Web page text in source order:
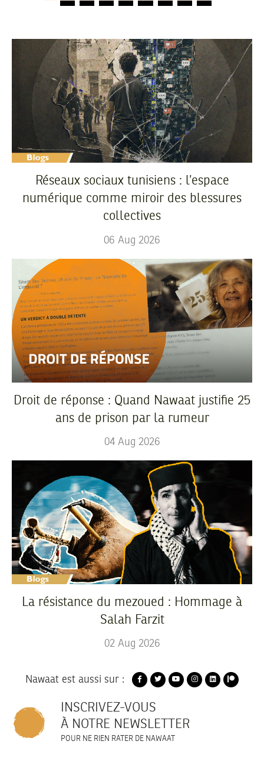
Réseaux sociaux tunisiens : l’espace
numérique comme miroir des blessures
collectives
06 Aug 2026
Droit de réponse : Quand Nawaat justifie 25
ans de prison par la rumeur
04 Aug 2026
La résistance du mezoued : Hommage à
Salah Farzit
02 Aug 2026
Nawaat est aussi sur :
INSCRIVEZ-VOUS
À NOTRE NEWSLETTER
POUR NE RIEN RATER DE NAWAAT